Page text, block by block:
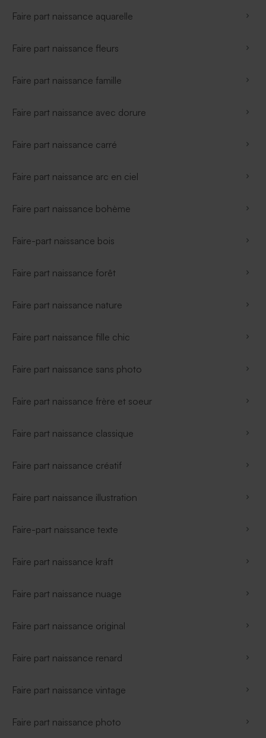
Faire part naissance aquarelle
Faire part naissance fleurs
Faire part naissance famille
Faire part naissance avec dorure
Faire part naissance carré
Faire part naissance arc en ciel
Faire part naissance bohème
Faire-part naissance bois
Faire part naissance forêt
Faire part naissance nature
Faire part naissance fille chic
Faire part naissance sans photo
Faire part naissance frère et soeur
Faire part naissance classique
Faire part naissance créatif
Faire part naissance illustration
Faire-part naissance texte
Faire part naissance kraft
Faire part naissance nuage
Faire part naissance original
Faire part naissance renard
Faire part naissance vintage
Faire part naissance photo